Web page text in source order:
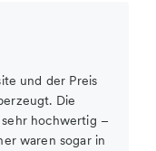
und der Preis
Die
hochwertig –
waren sogar in